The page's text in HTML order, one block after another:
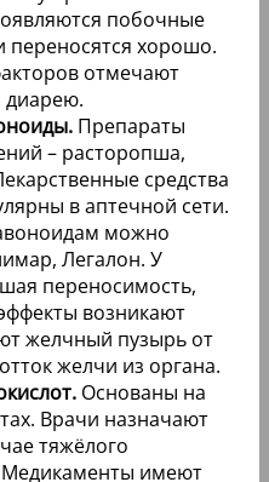
побочные
переносятся хорошо.
отмечают
диарею.
Препараты
– расторопша,
средства
в аптечной сети.
можно
Легалон. У
переносимость,
возникают
желчный пузырь от
желчи из органа.
Основаны на
Врачи назначают
тяжёлого
имеют